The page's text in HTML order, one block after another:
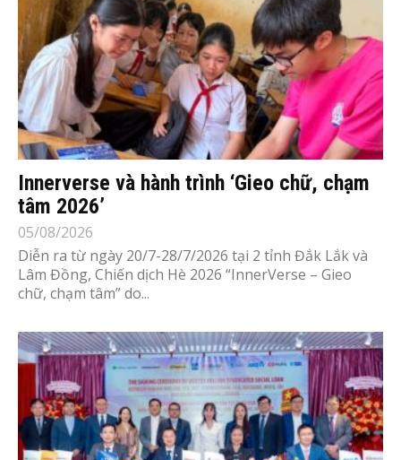
Innerverse và hành trình ‘Gieo chữ, chạm
tâm 2026’
05/08/2026
Diễn ra từ ngày 20/7-28/7/2026 tại 2 tỉnh Đắk Lắk và
Lâm Đồng, Chiến dịch Hè 2026 “InnerVerse – Gieo
chữ, chạm tâm” do...